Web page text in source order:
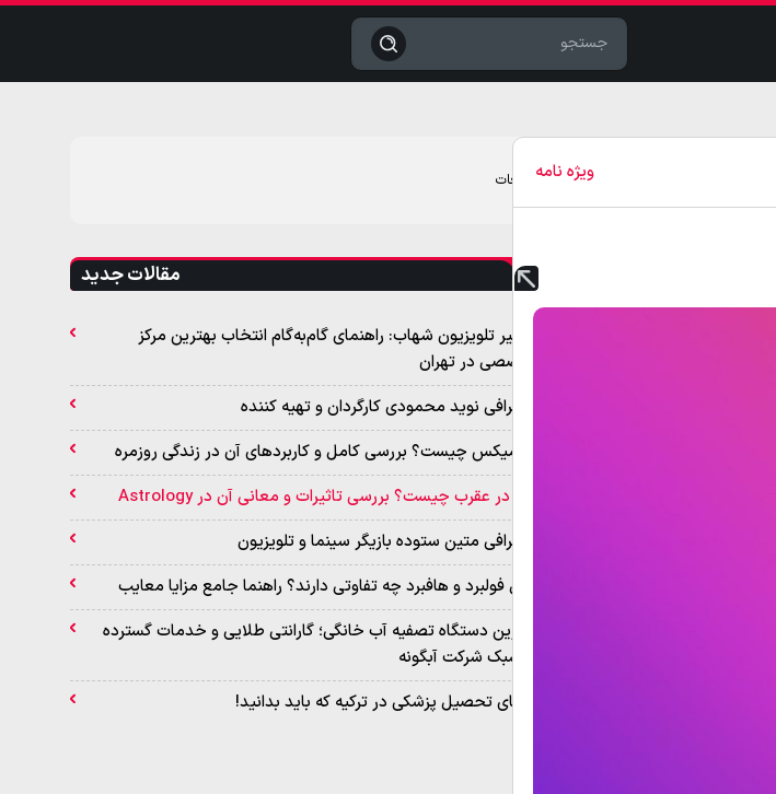
جستجو
تبلیغات
مقالات جدید
تعمیر تلویزیون شهاب: راهنمای گام‌به‌گام انتخاب بهترین مرکز
تخصصی در تهران
بیوگرافی نوید محمودی کارگردان و تهیه کننده
نوومیکس چیست؟ بررسی کامل و کاربردهای آن در زندگی روزمره
قمر در عقرب چیست؟ بررسی تاثیرات و معانی آن در Astrology
بیوگرافی متین ستوده بازیگر سینما و تلویزیون
هتل فولبرد و هافبرد چه تفاوتی دارند؟ راهنما جامع مزایا معایب
بهترین دستگاه تصفیه آب خانگی؛ گارانتی طلایی و خدمات گسترده
به سبک شرکت آبگونه
مزایای تحصیل پزشکی در ترکیه که باید بدانید!
ویژه نامه